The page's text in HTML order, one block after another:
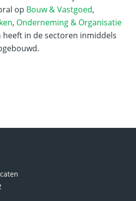
op Bouw & Vastgoed,
, Onderneming & Organisatie
heeft in de sectoren inmiddels